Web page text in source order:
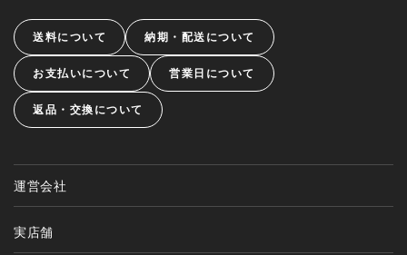
送料について 納期・配送について
お支払いについて 営業日について
返品・交換について
運営会社
実店舗